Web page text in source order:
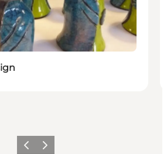
ForrigeNæste